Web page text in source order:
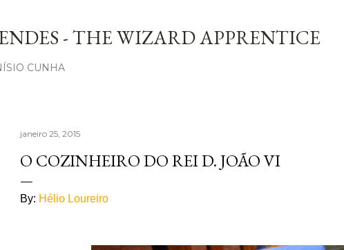
- THE WIZARD APPRENTICE
CUNHA
janeiro 25, 2015
O COZINHEIRO DO REI D. JOÃO VI
By: Hélio Loureiro